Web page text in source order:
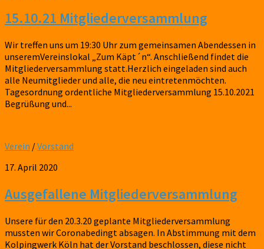
15.10.21 Mitgliederversammlung
Wir treffen uns um 19:30 Uhr zum gemeinsamen Abendessen in
unseremVereinslokal „Zum Käpt´n“. Anschließend findet die
Mitgliederversammlung statt.Herzlich eingeladen sind auch
alle Neumitglieder und alle, die neu eintretenmöchten.
Tagesordnung ordentliche Mitgliederversammlung 15.10.2021
Begrüßung und...
Verein /Vorstand
17. April 2020
Ausgefallene Mitgliederversammlung
Unsere für den 20.3.20 geplante Mitgliederversammlung
mussten wir Coronabedingt absagen. In Abstimmung mit dem
Kolpingwerk Köln hat der Vorstand beschlossen, diese nicht